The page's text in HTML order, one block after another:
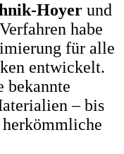
Hoyer und
habe
für alle
entwickelt.
bekannte
– bis
herkömmliche